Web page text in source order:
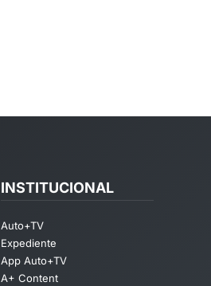
INSTITUCIONAL
Auto+TV
Expediente
App Auto+TV
A+ Content